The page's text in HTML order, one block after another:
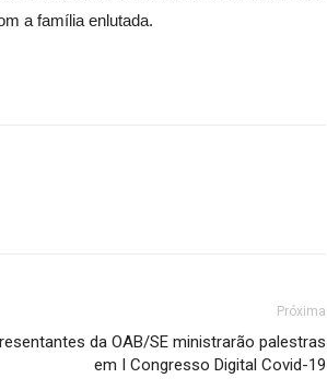
a família enlutada.
Próxima
da OAB/SE ministrarão palestras
em I Congresso Digital Covid-19